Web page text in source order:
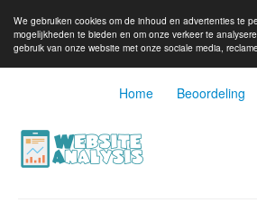
We gebruiken cookies om de inhoud en advertenties te
mogelijkheden te bieden en om onze verkeer te
gebruik van onze website met onze sociale media,
Home Beoordeling